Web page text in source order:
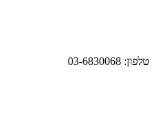
טלפון: 03-6830068